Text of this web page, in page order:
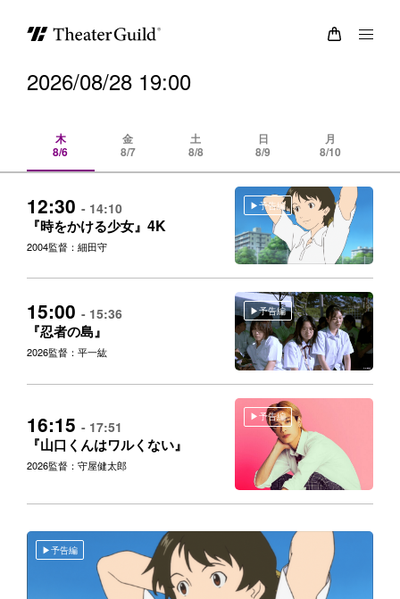
2026/08/28 19:00
木
8/6
金
8/7
土
8/8
日
8/9
月
8/10
予告編
12:30 - 14:10
『時をかける少女』 4K
2004監督：細田守
予告編
15:00 - 15:36
『忍者の島』
2026監督：平一紘
予告編
16:15 - 17:51
『山口くんはワルくない』
2026監督：守屋健太郎
予告編